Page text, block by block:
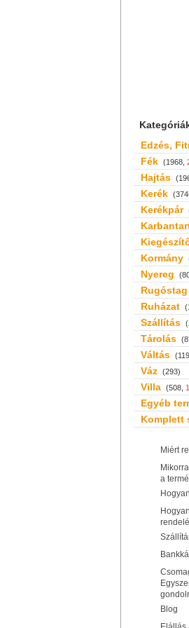
Edzés,
Fék (1968,
Hajtás
Kerék
Kerékpár
Kormány
Nyereg
Rugóstag
Ruházat
Szállítás
Tárolás
Váltás
Váz (293)
Villa (508,
Egyéb
Komplett
Miért
a
Blog